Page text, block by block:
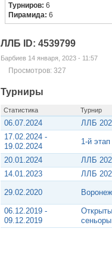
Турниров:6
Пирамида:6
ЛЛБ ID: 4539799
Барбиев 14 января, 2023 - 11:57
Просмотров: 327
Турниры
Статистика Турнир
06.07.2024 ЛЛБ
17.02.2024 -
19.02.2024
1-й
20.01.2024
ЛЛБ
14.01.2023
ЛЛБ
29.02.2020
06.12.2019 -
09.12.2019
сеньоры